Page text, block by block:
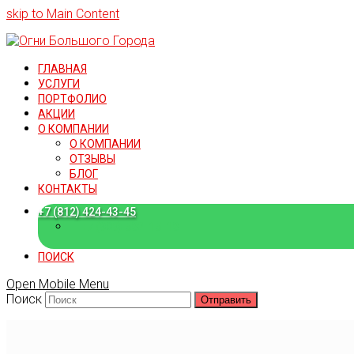
skip to Main Content
ГЛАВНАЯ
УСЛУГИ
ПОРТФОЛИО
АКЦИИ
О КОМПАНИИ
О КОМПАНИИ
ОТЗЫВЫ
БЛОГ
КОНТАКТЫ
+7 (812) 424-43-45
ПОИСК
Open Mobile Menu
Поиск
Отправить